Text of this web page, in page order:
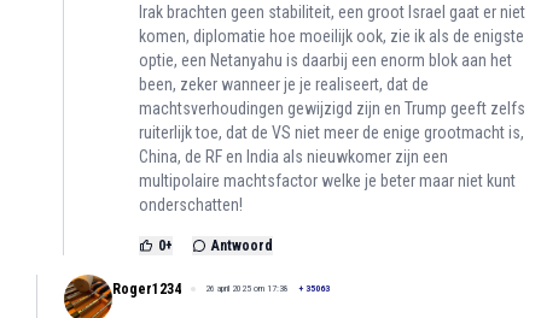
Irak brachten geen stabiliteit, een groot Israel gaat er niet
komen, diplomatie hoe moeilijk ook, zie ik als de enigste
optie, een Netanyahu is daarbij een enorm blok aan het
been, zeker wanneer je je realiseert, dat de
machtsverhoudingen gewijzigd zijn en Trump geeft zelfs
ruiterlijk toe, dat de VS niet meer de enige grootmacht is,
China, de RF en India als nieuwkomer zijn een
multipolaire machtsfactor welke je beter maar niet kunt
onderschatten!
0+ Antwoord
Roger1234 26 april 2025 om 17:38 + 35063